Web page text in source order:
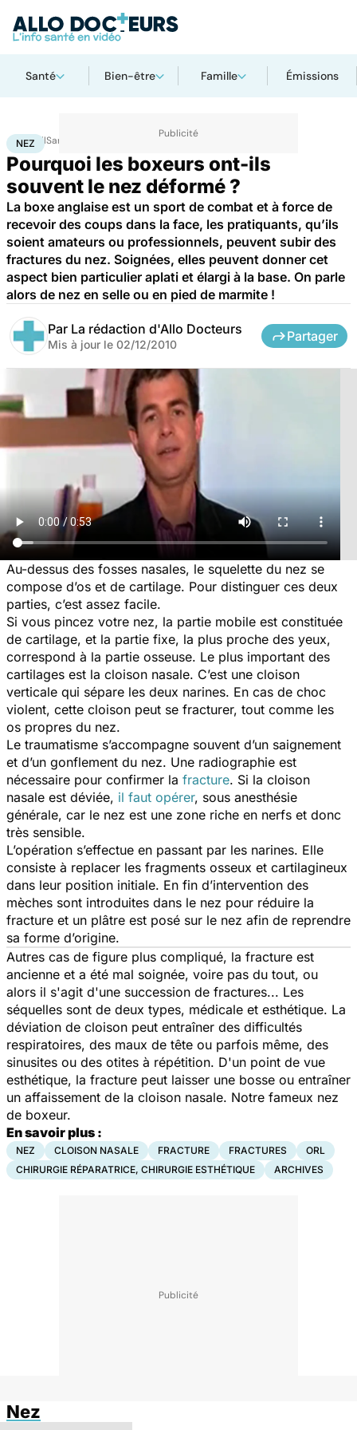
Santé Bien-être Famille Émissions
AccueilSanté
NEZ
Pourquoi les boxeurs ont-ils
souvent le nez déformé ?
La boxe anglaise est un sport de combat et à force de
recevoir des coups dans la face, les pratiquants, qu’ils
soient amateurs ou professionnels, peuvent subir des
fractures du nez. Soignées, elles peuvent donner cet
aspect bien particulier aplati et élargi à la base. On parle
alors de nez en selle ou en pied de marmite !
Par La rédaction d'Allo Docteurs
Mis à jour le 02/12/2010
Partager
Au-dessus des fosses nasales, le squelette du nez se
compose d’os et de cartilage. Pour distinguer ces deux
parties, c’est assez facile.
Si vous pincez votre nez, la partie mobile est constituée
de cartilage, et la partie fixe, la plus proche des yeux,
correspond à la partie osseuse. Le plus important des
cartilages est la cloison nasale. C’est une cloison
verticale qui sépare les deux narines. En cas de choc
violent, cette cloison peut se fracturer, tout comme les
os propres du nez.
Le traumatisme s’accompagne souvent d’un saignement
et d’un gonflement du nez. Une radiographie est
nécessaire pour confirmer la fracture. Si la cloison
nasale est déviée, il faut opérer, sous anesthésie
générale, car le nez est une zone riche en nerfs et donc
très sensible.
L’opération s’effectue en passant par les narines. Elle
consiste à replacer les fragments osseux et cartilagineux
dans leur position initiale. En fin d’intervention des
mèches sont introduites dans le nez pour réduire la
fracture et un plâtre est posé sur le nez afin de reprendre
sa forme d’origine.
Autres cas de figure plus compliqué, la fracture est
ancienne et a été mal soignée, voire pas du tout, ou
alors il s'agit d'une succession de fractures... Les
séquelles sont de deux types, médicale et esthétique. La
déviation de cloison peut entraîner des difficultés
respiratoires, des maux de tête ou parfois même, des
sinusites ou des otites à répétition. D'un point de vue
esthétique, la fracture peut laisser une bosse ou entraîner
un affaissement de la cloison nasale. Notre fameux nez
de boxeur.
En savoir plus :
NEZ CLOISON NASALE FRACTURE FRACTURES
ORL
CHIRURGIE RÉPARATRICE, CHIRURGIE ESTHÉTIQUE
ARCHIVES
Nez